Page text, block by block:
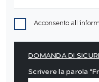
Acconsento
DOMANDA DI
Scrivere la parola